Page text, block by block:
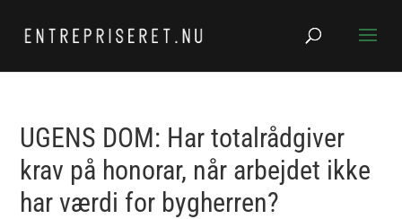
UGENS DOM: Har totalrådgiver
krav på honorar, når arbejdet ikke
har værdi for bygherren?